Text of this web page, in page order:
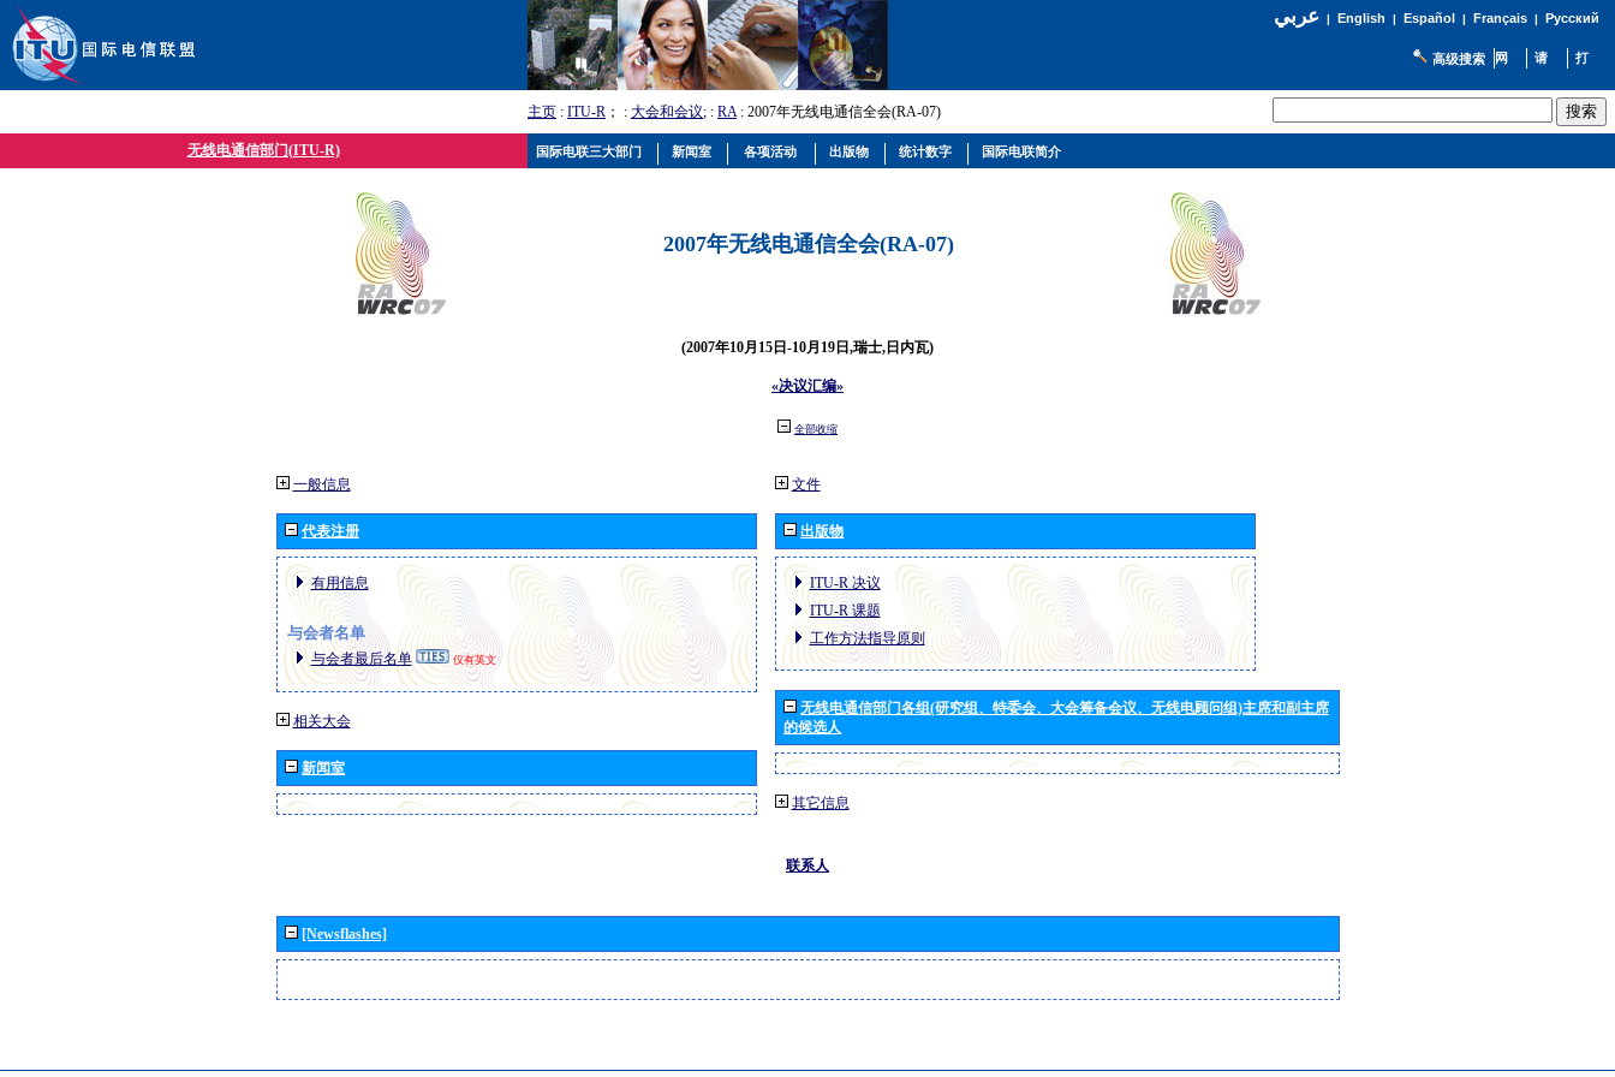
عربي| English | Español | Français| Русский
高级搜索
主页 : ITU-R ； : 大会和会议; : RA: 2007年无线电通信全会(RA-07)
无线电通信部门(ITU-R)
2007年无线电通信全会(RA-07)
(2007年10月15日-10月19日,瑞士,日内瓦)
«决议汇编»
全部收缩
一般信息
代表注册
有用信息
与会者名单
与会者最后名单 仅有英文
相关大会
新闻室
文件
出版物
ITU-R 决议
ITU-R 课题
工作方法指导原则
无线电通信部门各组(研究组、特委会、大会筹备会议、无线电顾问组)主席和副主席
的候选人
其它信息
联系人
[Newsflashes]
国际电联三大部门 新闻室 各项活动 出版物 统计数字 国际电联简介